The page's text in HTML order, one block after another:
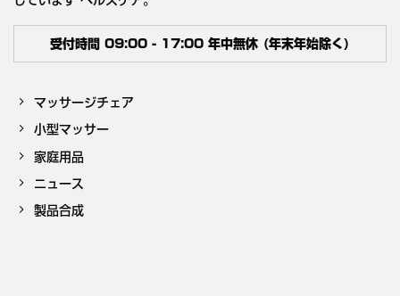
受付時間 09:00 - 17:00 年中無休 (年末年始除く)
マッサージチェア
小型マッサー
家庭用品
ニュース
製品合成